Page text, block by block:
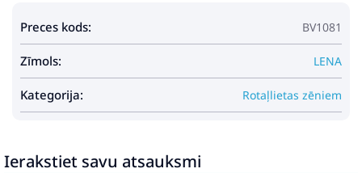
Preces kods: BV1081
Zīmols: LENA
Kategorija: Rotaļlietas zēniem
Ierakstiet savu atsauksmi